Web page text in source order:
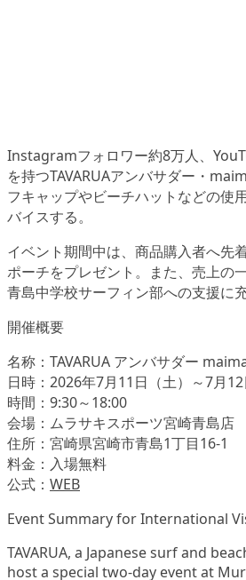
Instagramフォロワー約8万人、
を持つTAVARUAアンバサダー・
フキャップやビーチハットなどの使
バイスする。
イベント期間中は、商品購入者へ先
ポーチをプレゼント。また、売上の
青島中学校サーフィン部への支援に充
開催概要
名称：TAVARUA アンバサダー
日時：2026年7月11日（土）～7月12
時間：9:30～18:00
会場：ムラサキスポーツ宮崎青島店
住所：宮崎県宮崎市青島1丁目16-1
料金：入場無料
公式： WEB
Event Summary for International
TAVARUA, a Japanese surf and
host a special two-day event at